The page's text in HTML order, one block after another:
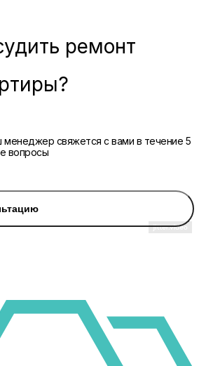
ремонт
менеджер свяжется с вами в течение 5
вопросы